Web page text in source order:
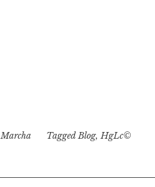
Marcha Tagged Blog, HgLc©